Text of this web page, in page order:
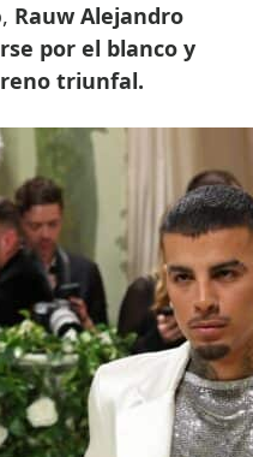
Rauw Alejandro
por el blanco y
triunfal.